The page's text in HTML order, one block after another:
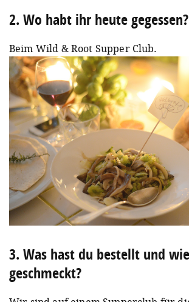
2. Wo habt ihr heute gegessen?
Beim Wild & Root Supper Club.
3. Was hast du bestellt und
geschmeckt?